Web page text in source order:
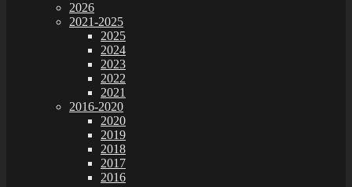
2026
2021-2025
2025
2024
2023
2022
2021
2016-2020
2020
2019
2018
2017
2016